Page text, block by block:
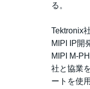
る。
Tektronix
MIPI IP開
MIPI M-
社と協業
ートを使